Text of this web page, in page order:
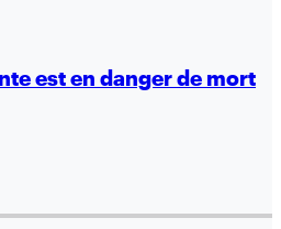
est en danger de mort